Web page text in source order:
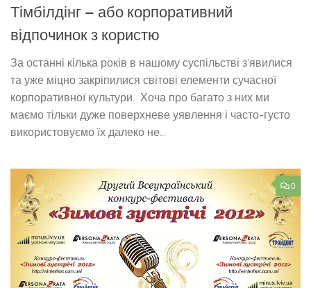
Тімбілдінг – або корпоративний
відпочинок з користю
За останні кілька років в нашому суспільстві з’явилися
та уже міцно закріпилися світові елементи сучасної
корпоративної культури. Хоча про багато з них ми
маємо тільки дуже поверхневе уявлення і часто-густо
використовуємо їх далеко не...
0